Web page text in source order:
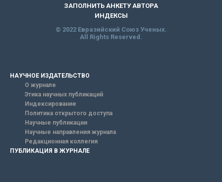
ЗАПОЛНИТЬ АНКЕТУ АВТОРА
ИНДЕКСЫ
© 2022 Евразийский Союз Ученых.
All Rights Reserved.
НАУЧНОЕ ИЗДАТЕЛЬСТВО
О журнале
Этика научных публикаций
Индексирование
Политика открытого доступа
Научные публикации
Научные направления журнала
Редакционная коллегия
ПУБЛИКАЦИЯ В ЖУРНАЛЕ